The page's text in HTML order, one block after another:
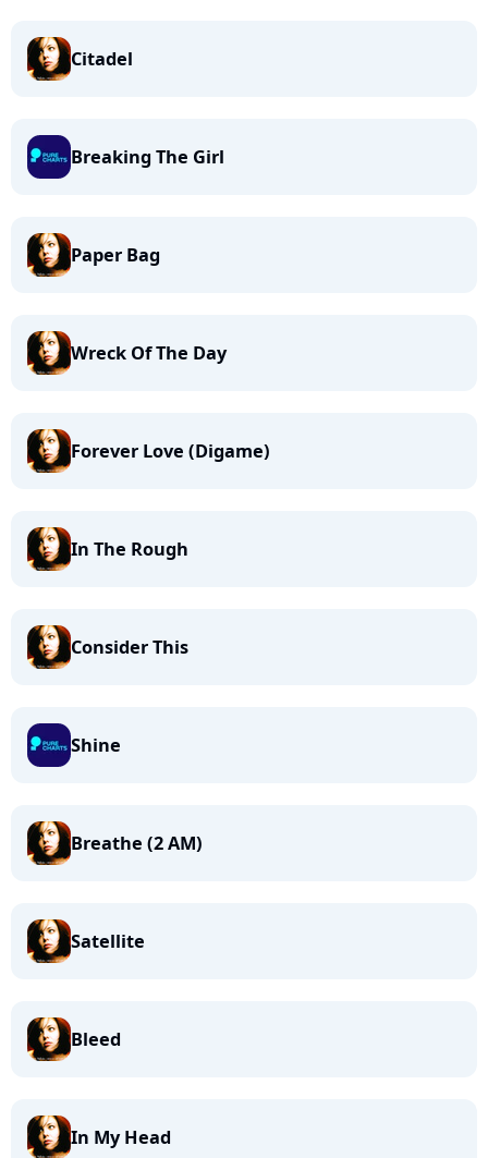
Citadel
Breaking The Girl
Paper Bag
Wreck Of The Day
Forever Love (Digame)
In The Rough
Consider This
Shine
Breathe (2 AM)
Satellite
Bleed
In My Head